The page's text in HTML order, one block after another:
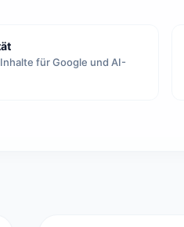
für Google und AI-